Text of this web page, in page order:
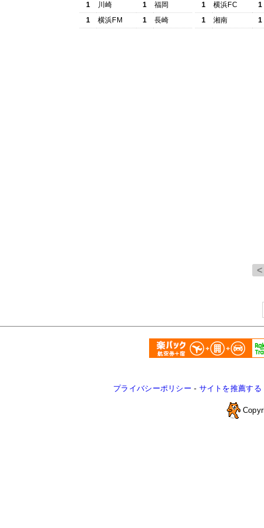
1
川崎 1
福岡
1
横浜FM 1 長崎
1
横浜FC
1
1
湘南 1
プライバシーポリシー - サイトを推薦する